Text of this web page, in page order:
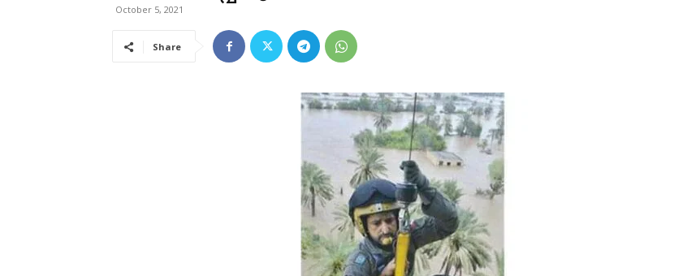
October 5, 2021
Share